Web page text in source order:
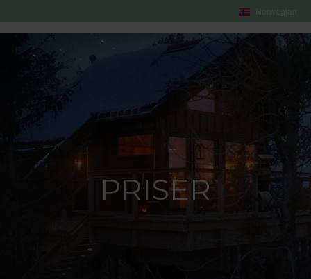
Norwegian
PRISER